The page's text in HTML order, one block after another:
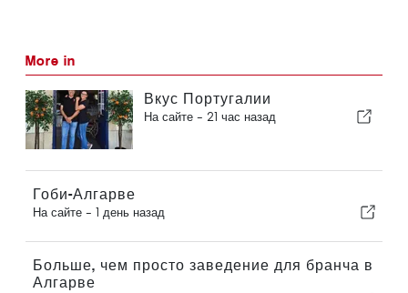
More in
Вкус Португалии
На сайте - 21 час назад
Гоби-Алгарве
На сайте - 1 день назад
Больше, чем просто заведение для бранча в
Алгарве